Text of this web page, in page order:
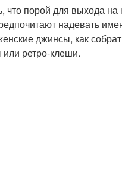
порой для выхода
надевать
джинсы, как
ретро-клеши.